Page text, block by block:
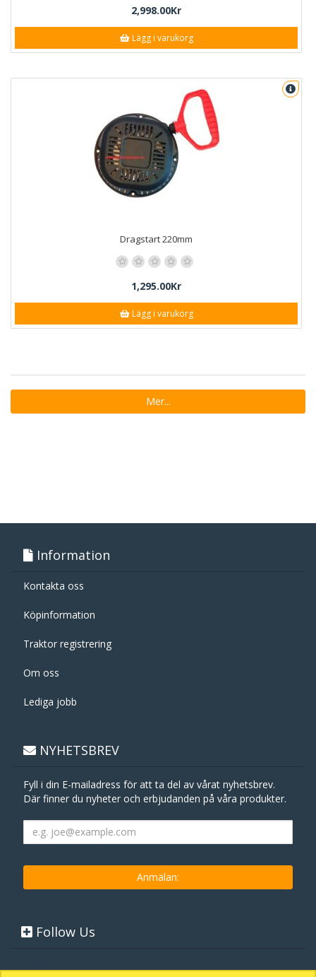
2,998.00Kr
Lägg i varukorg
Dragstart 220mm
1,295.00Kr
Lägg i varukorg
Mer...
Information
Kontakta oss
Köpinformation
Traktor registrering
Om oss
Lediga jobb
NYHETSBREV
Fyll i din E-mailadress för att ta del av vårat nyhetsbrev.
Där finner du nyheter och erbjudanden på våra produkter.
Follow Us